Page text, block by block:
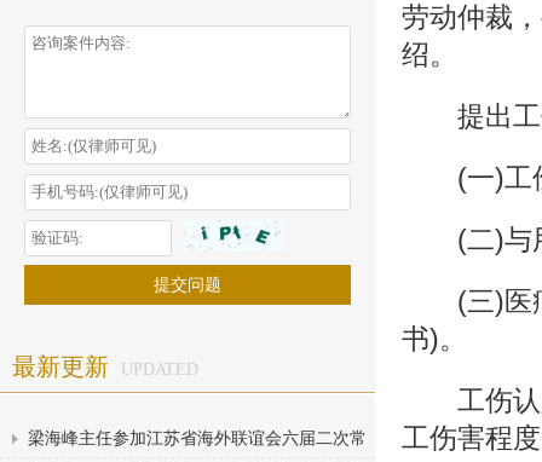
最新更新 UPDATED
梁海峰主任参加江苏省海外联谊会六届二次常
劳动仲裁
绍。
提出工
(一)工
(二)与用
(三)医疗
书)。
工伤认
工伤害程